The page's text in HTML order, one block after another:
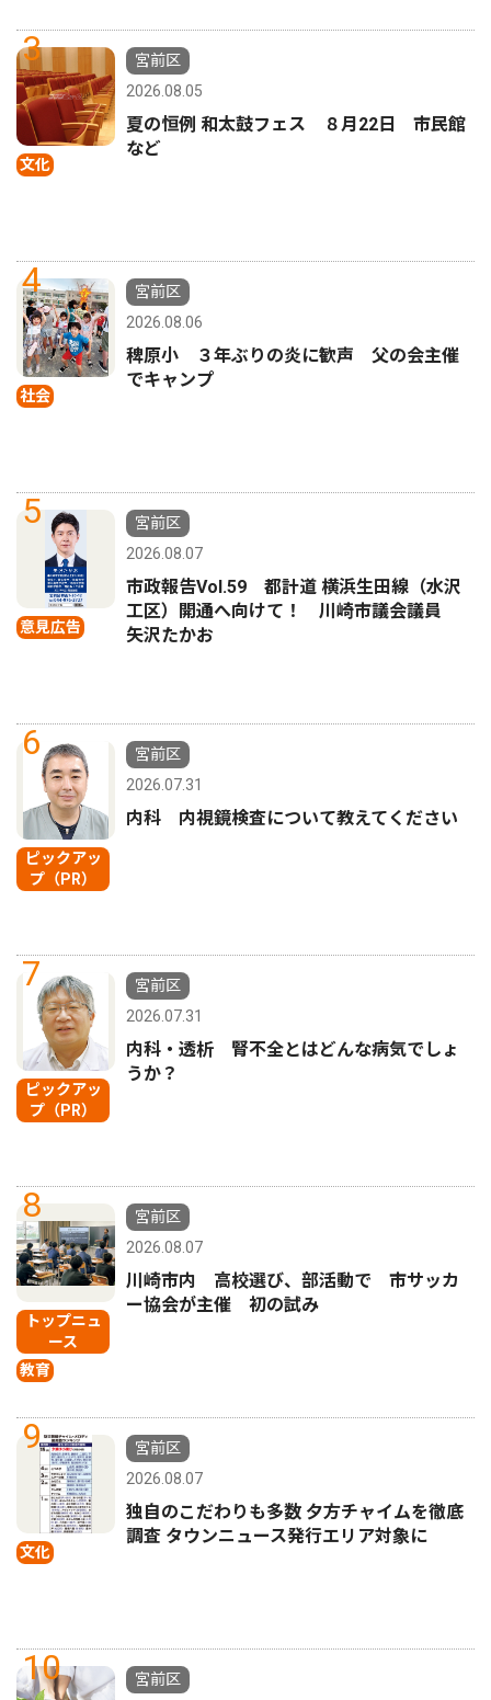
3
文化
宮前区
2026.08.05
夏の恒例 和太鼓フェス ８月22日 市民館
など
4
社会
宮前区
2026.08.06
稗原小 ３年ぶりの炎に歓声 父の会主催
でキャンプ
5
意見広告
宮前区
2026.08.07
市政報告Vol.59 都計道 横浜生田線（水沢
工区）開通へ向けて！ 川崎市議会議員
矢沢たかお
6
ピックアッ
プ（PR）
宮前区
2026.07.31
内科 内視鏡検査について教えてください
7
ピックアッ
プ（PR）
宮前区
2026.07.31
内科・透析 腎不全とはどんな病気でしょ
うか？
8
トップニュ
ース
教育
宮前区
2026.08.07
川崎市内 高校選び、部活動で 市サッカ
ー協会が主催 初の試み
9
文化
宮前区
2026.08.07
独自のこだわりも多数 夕方チャイムを徹底
調査 タウンニュース発行エリア対象に
10
宮前区